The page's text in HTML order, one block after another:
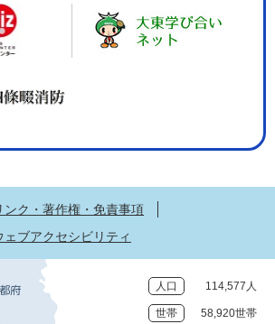
ンク・著作権・免責事項
ェブアクセシビリティ
人口 114,577人
世帯 58,920世帯